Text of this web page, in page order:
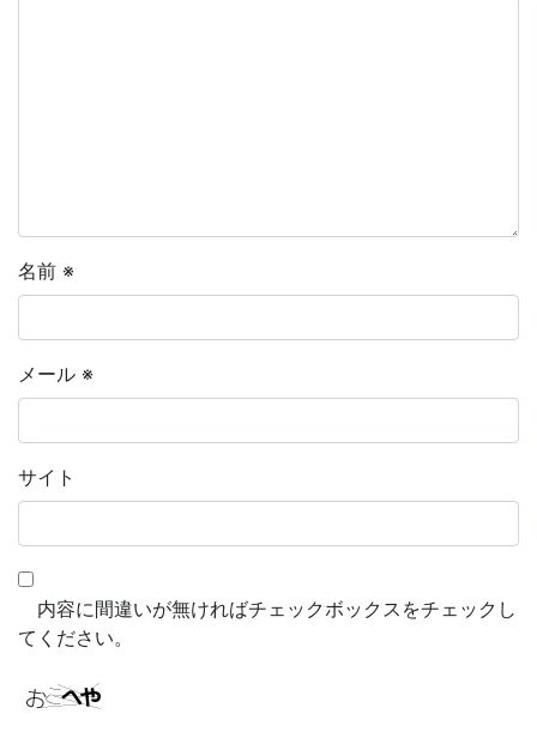
名前 ※
メール ※
サイト
内容に間違いが無ければチェックボックスをチェックし
てください。